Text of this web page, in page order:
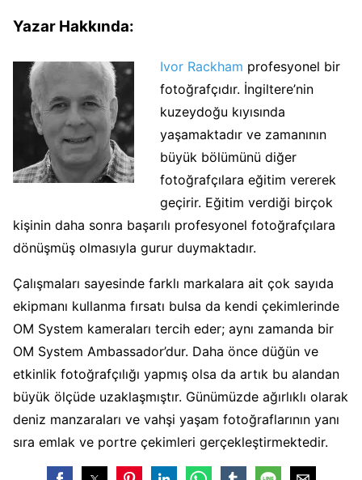
Yazar Hakkında:
Ivor Rackham profesyonel bir
fotoğrafçıdır. İngiltere’nin
kuzeydoğu kıyısında
yaşamaktadır ve zamanının
büyük bölümünü diğer
fotoğrafçılara eğitim vererek
geçirir. Eğitim verdiği birçok
kişinin daha sonra başarılı profesyonel fotoğrafçılara
dönüşmüş olmasıyla gurur duymaktadır.
Çalışmaları sayesinde farklı markalara ait çok sayıda
ekipmanı kullanma fırsatı bulsa da kendi çekimlerinde
OM System kameraları tercih eder; aynı zamanda bir
OM System Ambassador’dur. Daha önce düğün ve
etkinlik fotoğrafçılığı yapmış olsa da artık bu alandan
büyük ölçüde uzaklaşmıştır. Günümüzde ağırlıklı olarak
deniz manzaraları ve vahşi yaşam fotoğraflarının yanı
sıra emlak ve portre çekimleri gerçekleştirmektedir.